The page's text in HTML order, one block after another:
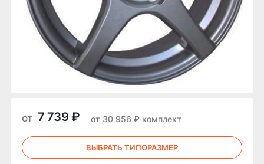
от 7 739 ₽ от 30 956 ₽ комплект
ВЫБРАТЬ ТИПОРАЗМЕР